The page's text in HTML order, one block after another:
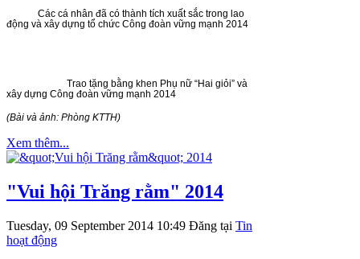
Các cá nhân đã có thành tích xuất sắc trong lao
động và xây dựng tổ chức Công đoàn vững mạnh 2014
Trao tặng bằng khen Phụ nữ “Hai giỏi” và
xây dựng Công đoàn vững mạnh 2014
(Bài và ảnh: Phòng KTTH)
Xem thêm...
"Vui hội Trăng rằm" 2014
Tuesday, 09 September 2014 10:49 Đăng tại Tin
hoạt động